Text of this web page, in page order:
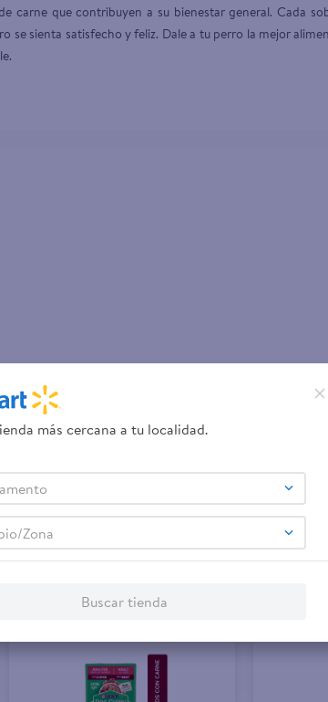
carne que contribuyen a su bienestar general. Cada
se sienta satisfecho y feliz. Dale a tu perro la mejor
más cercana a tu localidad.
Zona
Buscar tienda